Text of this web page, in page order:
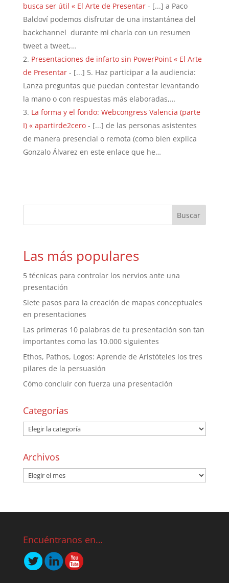
busca ser útil « El Arte de Presentar- [...] a Paco
Baldoví podemos disfrutar de una instantánea del
backchannel durante mi charla con un resumen
tweet a tweet,…
Presentaciones de infarto sin PowerPoint « El Arte
de Presentar- [...] 5. Haz participar a la audiencia:
Lanza preguntas que puedan contestar levantando
la mano o con respuestas más elaboradas,…
La forma y el fondo: Webcongress Valencia (parte
I) « apartirde2cero- [...] de las personas asistentes
de manera presencial o remota (como bien explica
Gonzalo Álvarez en este enlace que he…
Las más populares
5 técnicas para controlar los nervios ante una
presentación
Siete pasos para la creación de mapas conceptuales
en presentaciones
Las primeras 10 palabras de tu presentación son tan
importantes como las 10.000 siguientes
Ethos, Pathos, Logos: Aprende de Aristóteles los tres
pilares de la persuasión
Cómo concluir con fuerza una presentación
Categorías
Archivos
Encuéntranos en…